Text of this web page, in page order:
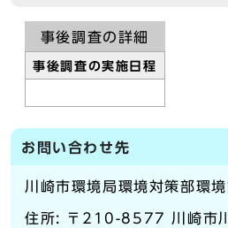
事後調査の詳細
事後調査の実施日程
お問い合わせ先
川崎市環境局環境対策部環
住所: 〒210-8577 川崎市